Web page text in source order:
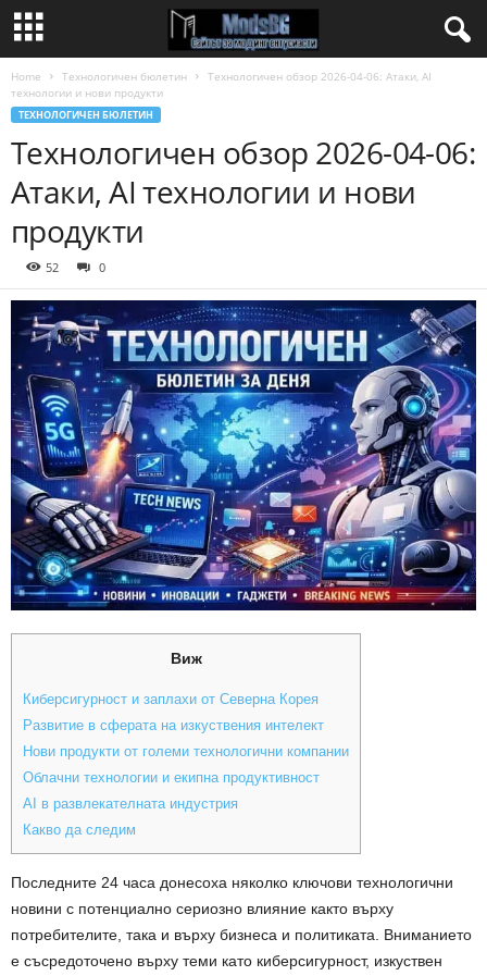
Home Технологичен бюлетин
Технологичен обзор 2026-04-06: Атаки, AI
технологии и нови продукти
ТЕХНОЛОГИЧЕН БЮЛЕТИН
Технологичен обзор 2026-04-06:
Атаки, AI технологии и нови
продукти
52 0
Виж
Киберсигурност и заплахи от Северна Корея
Развитие в сферата на изкуствения интелект
Нови продукти от големи технологични компании
Облачни технологии и екипна продуктивност
AI в развлекателната индустрия
Какво да следим
Последните 24 часа донесоха няколко ключови технологични
новини с потенциално сериозно влияние както върху
потребителите, така и върху бизнеса и политиката. Вниманието
е съсредоточено върху теми като киберсигурност, изкуствен